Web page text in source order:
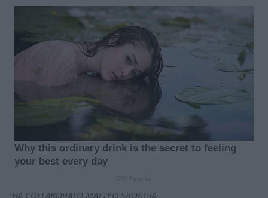
HA COLLABORATO MATTEO SBORGIA